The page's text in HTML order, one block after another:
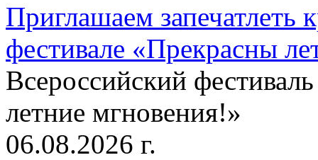
Приглашаем запечатлеть
фестивале «Прекрасны
Всероссийский
летние мгновения!»
06.08.2026 г.